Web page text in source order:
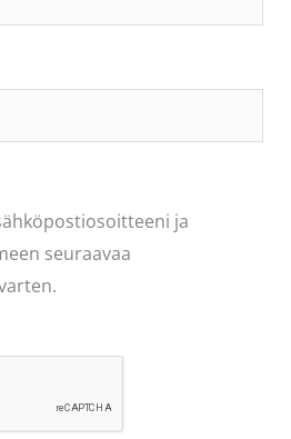
ja
seuraavaa